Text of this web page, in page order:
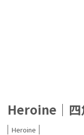
Heroine｜四
Heroine